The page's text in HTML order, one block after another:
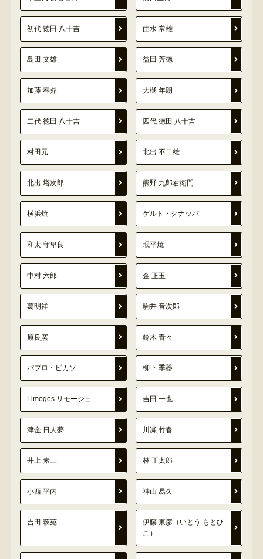
初代 徳田 八十吉 由水 常雄
島田 文雄 益田 芳徳
加藤 春鼎 大樋 年朗
二代 徳田 八十吉 四代 徳田 八十吉
村田元 北出 不二雄
北出 塔次郎 熊野 九郎右衛門
横浜焼 ゲルト・クナッパ―
和太 守卑良 珉平焼
中村 六郎 金 正玉
葛明祥 駒井 音次郎
原良窯 鈴木 青々
パブロ・ピカソ 柳下 季器
Limoges リモージュ 吉田 一也
津金 日人夢 川瀬 竹春
井上 素三 林 正太郎
小西 平内 神山 易久
吉田 萩苑
伊藤 東彦（いとう もとひ
こ）